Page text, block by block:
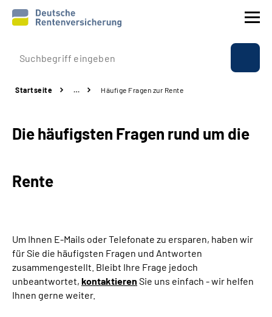
Prävention
Rente
Über uns & Presse
Online-Services
Suche
Startseite … Häufige Fragen zur Rente
Die häufigsten Fragen rund um die
Rente
Um Ihnen E-Mails oder Telefonate zu ersparen, haben wir
für Sie die häufigsten Fragen und Antworten
zusammengestellt. Bleibt Ihre Frage jedoch
unbeantwortet, kontaktieren Sie uns einfach - wir helfen
Ihnen gerne weiter.